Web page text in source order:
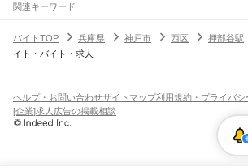
市区町村を追加・変更
兵庫県すべて
神戸市 すべて
西脇市宝塚市三木市高砂市川西市小野市三田市加西
丹波市南あわじ市朝来市 たつの
神崎郡揖保郡
駅を追加・変更
JR神戸線(神戸～姫路)
神戸駅 兵庫駅 須磨駅 塩
東加古川駅 加古
職種を追加・変更
飲食・フードサービスすべて
ホールスタッフキッチンスタッフ
パン屋（ベーカリー）
バー（
飲食店（店長・マネー
人気
日払いOK高校生歓迎 髪型・髪色自由
留学生・
雇用形態を追加・変更
関連キーワード
バイトTOP
兵庫県 神戸市 西区 押部谷駅
イト・バイト・求人
ヘルプ・お問い合わせサイトマップ利用規約・プライバシ
[企業]求人広告の掲載相談